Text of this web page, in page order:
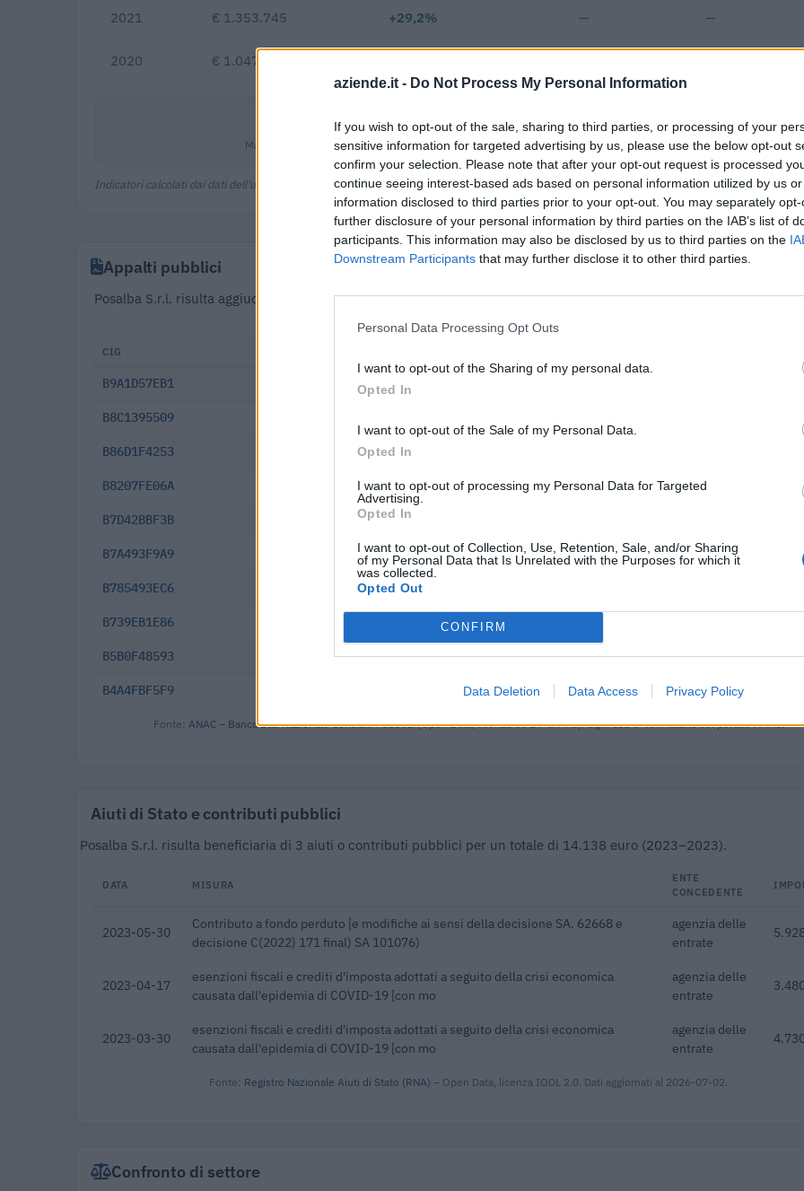
aziende.it - Do Not Process My Personal Information
If you wish to opt-out of the sale, sharing to third parties, or processing of your
sensitive information for targeted advertising by us, please use the below opt-out
confirm your selection. Please note that after your opt-out request is processed
continue seeing interest-based ads based on personal information utilized by us
information disclosed to third parties prior to your opt-out. You may separately
further disclosure of your personal information by third parties on the IAB’s list of
participants. This information may also be disclosed by us to third parties on the
Downstream Participants that may further disclose it to other third parties.
Personal Data Processing Opt Outs
I want to opt-out of the Sharing of my personal data.
Opted In
I want to opt-out of the Sale of my Personal Data.
Opted In
I want to opt-out of processing my Personal Data for Targeted
Advertising.
Opted In
I want to opt-out of Collection, Use, Retention, Sale, and/or Sharing
of my Personal Data that Is Unrelated with the Purposes for which it
was collected.
Opted Out
CONFIRM
Data Deletion Data Access Privacy Policy
2021 € 1.353.745 +29,2% — —
2020 € 1.047.792
Margine netto
€ 573.623
Fatturato per dipendente
Indicatori calcolati dai dati dell'ultimo bilancio disponibile.
Appalti pubblici
Posalba S.r.l. risulta aggiudicataria di 34 appalti pubblici per un importo complessivo di 1.709.409 euro (dati
CIG
B9A1D57EB1 2025-12-16
B8C1395509
B86D1F4253 2025-09-29
B8207FE06A 2025-09-04 29.796 euro
B7D42BBF3B 2025-07-30
B7A493F9A9 2025-07-15 32.175 euro
B785493EC6 2025-07-06
B739EB1E86
B5B0F48593 2025-03-18 10.250 euro
B4A4FBF5F9 73.078 euro
Fonte: ANAC – Banca Dati Nazionale Contratti Pubblici(Open Data, licenza CC BY-SA 4.0). Ogni CIG e' verificabile sul portale ANAC.
Aiuti di Stato e contributi pubblici
Posalba S.r.l. risulta beneficiaria di 3 aiuti o contributi pubblici per un totale di 14.138 euro (2023–2023).
DATA MISURA
ENTE
CONCEDENTE
2023-05-30
Contributo a fondo perduto [e modifiche ai sensi della decisione SA. 62668 e
decisione C(2022) 171 final) SA 101076)
agenzia delle
entrate
2023-04-17
esenzioni fiscali e crediti d'imposta adottati a seguito della crisi economica
causata dall'epidemia di COVID-19 [con mo
agenzia delle
entrate
2023-03-30
esenzioni fiscali e crediti d'imposta adottati a seguito della crisi economica
causata dall'epidemia di COVID-19 [con mo
agenzia delle
entrate
Fonte: Registro Nazionale Aiuti di Stato (RNA) – Open Data, licenza IODL 2.0. Dati aggiornati al 2026-07-02.
Confronto di settore